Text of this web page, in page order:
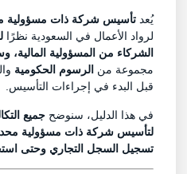
يُعدتأسيس شركة ذات مسؤولية
لرواد الأعمال في السعودية نظرًا
الشركاء من المسؤولية المالية،
مجموعة منالرسوم الحكومية
قبل البدء في إجراءات التأسيس.
في هذا الدليل، سنوضحجميع
لتأسيس شركة ذات مسؤولية
تسجيل السجل التجاري وحتى